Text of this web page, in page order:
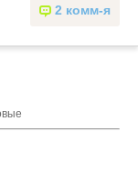
2 комм-я